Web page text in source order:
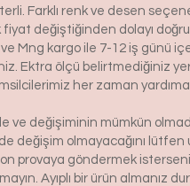
Farklı renk ve desen
değiştiğinden dolayı
Mng kargo ile 7-12 iş günü
Ektra ölçü belirtmediğiniz
her zaman yardıma
ve değişiminin mümkün
değişim olmayacağını
provaya göndermek
Ayıplı bir ürün almanız